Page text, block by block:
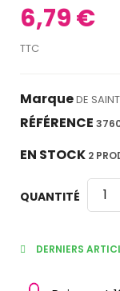
6,79 €
TTC
MarqueDE
RÉFÉRENCE
EN STOCK 2
QUANTITÉ
DERNIERS